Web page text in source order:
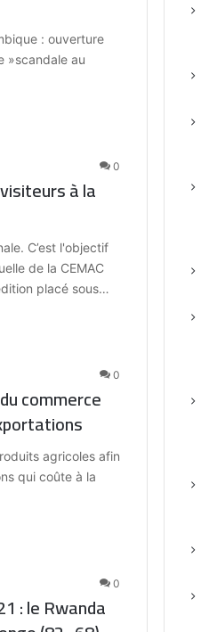
: ouverture
»scandale au
0
à la
C’est l'objectif
de la CEMAC
placé sous…
0
commerce
agricoles afin
qui coûte à la
0
: le Rwanda